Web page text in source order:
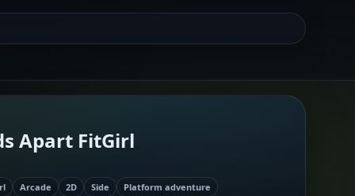
Apart FitGirl
Arcade 2D Side Platform adventure